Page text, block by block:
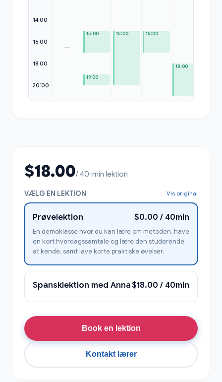
14:00
16:00
18:00
20:00
—
15:00
19:00
15:00 15:00
18:00
$18.00/ 40-min lektion
VÆLG EN LEKTION Vis original
Prøvelektion $0.00 / 40min
En demoklasse hvor du kan lære om metoden, have
en kort hverdagssamtale og lære den studerende
at kende, samt lave korte praktiske øvelser.
Spansklektion med Anna$18.00 / 40min
Book en lektion
Kontakt lærer